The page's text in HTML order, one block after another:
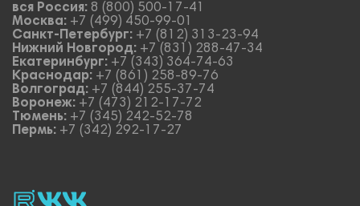
вся Россия: 8 (800) 500-17-41
Москва: +7 (499) 450-99-01
Санкт-Петербург: +7 (812) 313-23-94
Нижний Новгород: +7 (831) 288-47-34
Екатеринбург: +7 (343) 364-74-63
Краснодар: +7 (861) 258-89-76
Волгоград: +7 (844) 255-37-74
Воронеж: +7 (473) 212-17-72
Тюмень: +7 (345) 242-52-78
Пермь: +7 (342) 292-17-27
rutubevk_video.
Vk.